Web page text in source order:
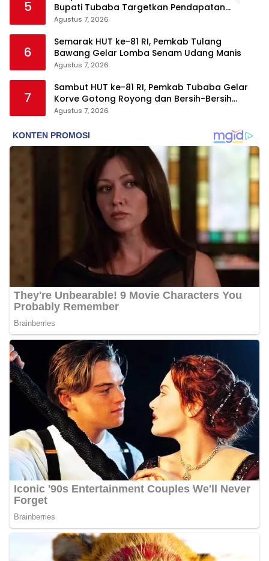
5
Bupati Tubaba Targetkan Pendapatan
Daerah Rp820,3 Miliar
Agustus 7, 2026
6
Semarak HUT ke-81 RI, Pemkab Tulang
Bawang Gelar Lomba Senam Udang Manis
Agustus 7, 2026
7
Sambut HUT ke-81 RI, Pemkab Tubaba Gelar
Korve Gotong Royong dan Bersih-Bersih
Serentak
Agustus 7, 2026